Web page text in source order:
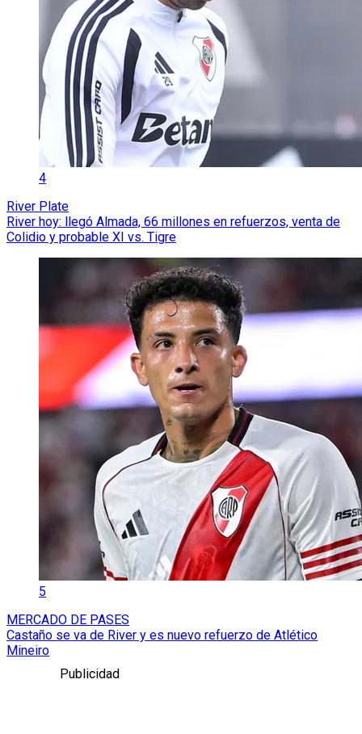
4
River Plate
River hoy: llegó Almada, 66 millones en refuerzos, venta de
Colidio y probable XI vs. Tigre
5
MERCADO DE PASES
Castaño se va de River y es nuevo refuerzo de Atlético
Mineiro
Publicidad